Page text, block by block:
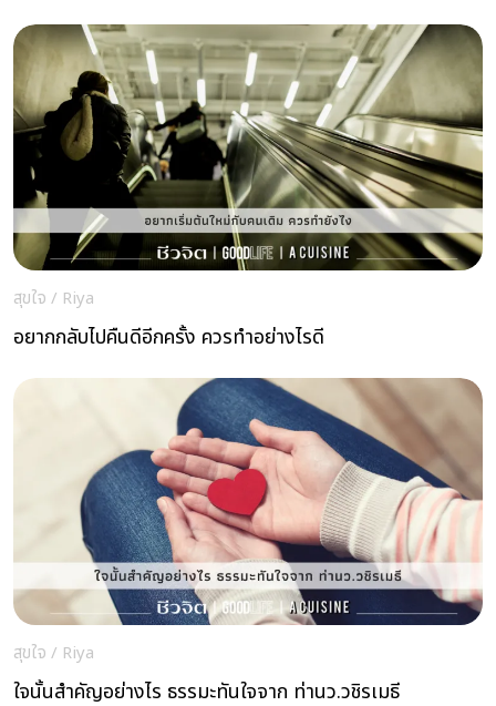
สุขใจ / Riya
อยากกลับไปคืนดีอีกครั้ง ควรทำอย่างไรดี
สุขใจ / Riya
ใจนั้นสำคัญอย่างไร ธรรมะทันใจจาก ท่านว.วชิรเมธี